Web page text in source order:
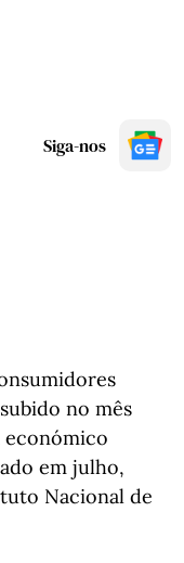
Siga-nos
no mês
em julho,
Nacional de